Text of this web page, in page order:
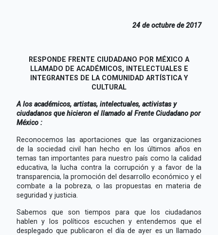
24 de octubre de 2017
RESPONDE FRENTE CIUDADANO POR MÉXICO A
LLAMADO DE ACADÉMICOS, INTELECTUALES E
INTEGRANTES DE LA COMUNIDAD ARTÍSTICA Y
CULTURAL
A los académicos, artistas, intelectuales, activistas y
ciudadanos que hicieron el llamado al Frente Ciudadano por
México :
Reconocemos las aportaciones que las organizaciones
de la sociedad civil han hecho en los últimos años en
temas tan importantes para nuestro país como la calidad
educativa, la lucha contra la corrupción y a favor de la
transparencia, la promoción del desarrollo económico y el
combate a la pobreza, o las propuestas en materia de
seguridad y justicia.
Sabemos que son tiempos para que los ciudadanos
hablen y los políticos escuchen y entendemos que el
desplegado que publicaron el día de ayer es un llamado